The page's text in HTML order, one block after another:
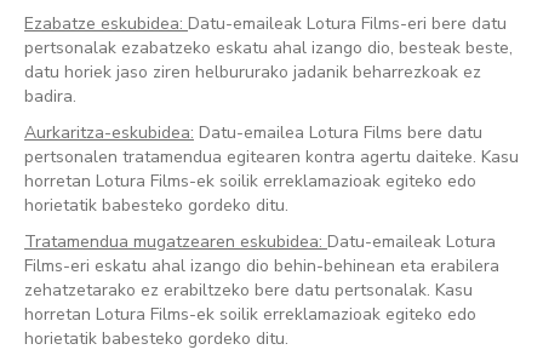
Ezabatze eskubidea: Datu-emaileak Lotura Films-eri bere datu
pertsonalak ezabatzeko eskatu ahal izango dio, besteak beste,
datu horiek jaso ziren helbururako jadanik beharrezkoak ez
badira.
Aurkaritza-eskubidea: Datu-emailea Lotura Films bere datu
pertsonalen tratamendua egitearen kontra agertu daiteke. Kasu
horretan Lotura Films-ek soilik erreklamazioak egiteko edo
horietatik babesteko gordeko ditu.
Tratamendua mugatzearen eskubidea: Datu-emaileak Lotura
Films-eri eskatu ahal izango dio behin-behinean eta erabilera
zehatzetarako ez erabiltzeko bere datu pertsonalak. Kasu
horretan Lotura Films-ek soilik erreklamazioak egiteko edo
horietatik babesteko gordeko ditu.